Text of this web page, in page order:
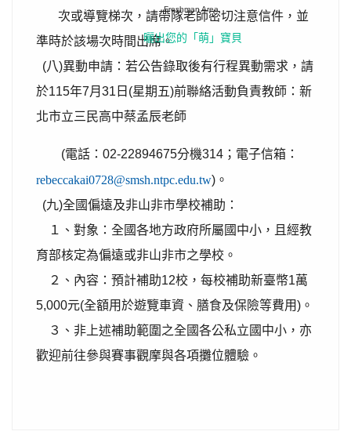
次或導覽梯次，請帶隊老師密切注意信件，並
準時於該場次時間出席。
(八)異動申請：若公告錄取後有行程異動需求，請
於115年7月31日(星期五)前聯絡活動負責教師：新
北市立三民高中蔡孟辰老師
(電話：02-22894675分機314；電子信箱：
rebeccakai0728@smsh.ntpc.edu.tw)。
(九)全國偏遠及非山非市學校補助：
１、對象：全國各地方政府所屬國中小，且經教
育部核定為偏遠或非山非市之學校。
２、內容：預計補助12校，每校補助新臺幣1萬
5,000元(全額用於遊覽車資、膳食及保險等費用)。
３、非上述補助範圍之全國各公私立國中小，亦
歡迎前往參與賽事觀摩與各項攤位體驗。
Freshman Area
曬出您的「萌」寶貝